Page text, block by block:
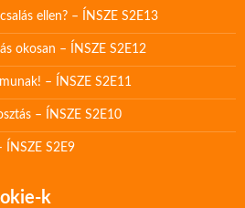
ellen? – ÍNSZE S2E13
okosan – ÍNSZE S2E12
– ÍNSZE S2E11
– ÍNSZE S2E10
ÍNSZE S2E9
k